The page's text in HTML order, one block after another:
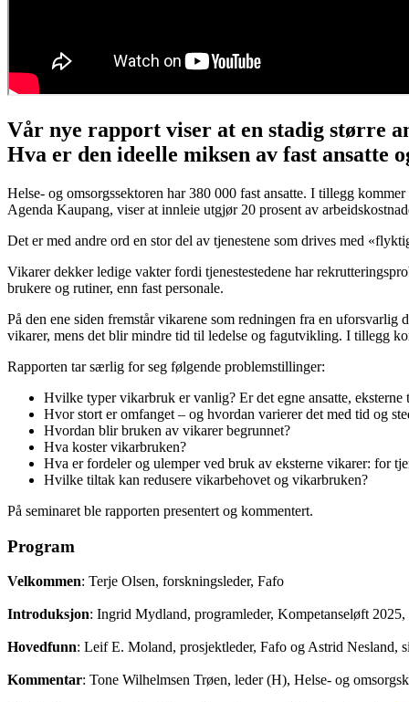
Vår nye rapport viser at en stadig større
Hva er den ideelle miksen av fast
Helse- og omsorgssektoren har 380 000 fast ansatte. I tillegg
Agenda Kaupang, viser at innleie utgjør 20 prosent av
Det er med andre ord en stor del av tjenestene som drives med
Vikarer dekker ledige vakter fordi tjenestestedene har
brukere og rutiner, enn fast personale.
På den ene siden fremstår vikarene som redningen fra en
vikarer, mens det blir mindre tid til ledelse og fagutvikling. I tillegg
Rapporten tar særlig for seg følgende problemstillinger:
Hvilke typer vikarbruk er vanlig? Er det egne ansatte,
Hvor stort er omfanget – og hvordan varierer det med tid og
Hvordan blir bruken av vikarer begrunnet?
Hva koster vikarbruken?
Hva er fordeler og ulemper ved bruk av eksterne vikarer: for
Hvilke tiltak kan redusere vikarbehovet og vikarbruken?
På seminaret ble rapporten presentert og kommentert.
Program
Velkommen: Terje Olsen, forskningsleder, Fafo
Introduksjon: Ingrid Mydland, programleder, Kompetanseløft 2025,
Hovedfunn: Leif E. Moland, prosjektleder, Fafo og Astrid Nesland,
Kommentar: Tone Wilhelmsen Trøen, leder (H), Helse- og